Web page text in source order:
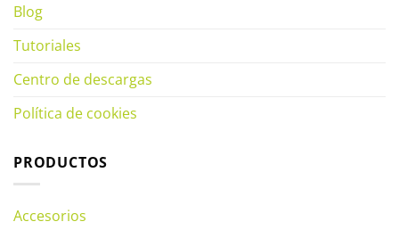
Blog
Tutoriales
Centro de descargas
Política de cookies
PRODUCTOS
Accesorios